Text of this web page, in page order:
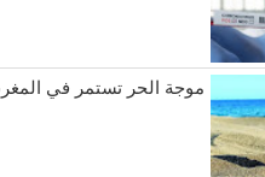
موجة الحر تستمر في